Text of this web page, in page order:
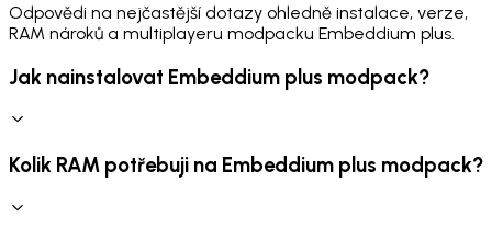
Odpovědi na nejčastější dotazy ohledně instalace, verze,
RAM nároků a multiplayeru modpacku Embeddium plus.
Jak nainstalovat Embeddium plus modpack?
Kolik RAM potřebuji na Embeddium plus modpack?